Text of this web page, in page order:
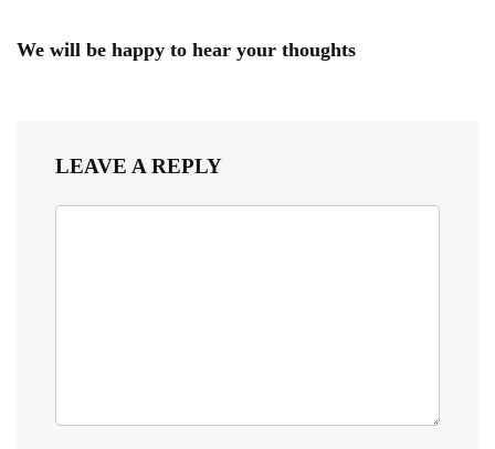
We will be happy to hear your thoughts
LEAVE A REPLY